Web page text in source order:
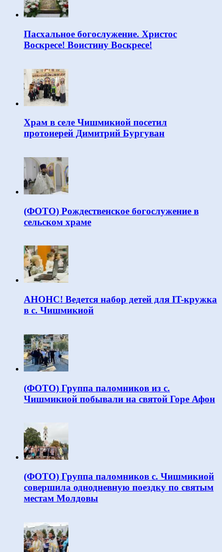
Пасхальное богослужение. Христос
Воскресе! Воистину Воскресе!
Храм в селе Чишмикиой посетил
протоиерей Димитрий Бургуван
(ФОТО) Рождественское богослужение в
сельском храме
АНОНС! Ведется набор детей для IT-кружка
в с. Чишмикиой
(ФОТО) Группа паломников из с.
Чишмикиой побывали на святой Горе Афон
(ФОТО) Группа паломников с. Чишмикиой
совершила однодневную поездку по святым
местам Молдовы